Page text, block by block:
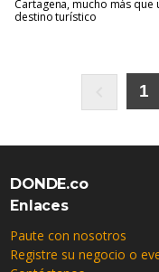
Cartagena, mucho más que
destino turístico
1
DONDE.co
Enlaces
Paute con nosotros
Registre su negocio o